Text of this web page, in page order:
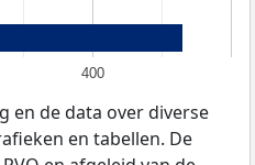
400
en de data over diverse
en tabellen. De